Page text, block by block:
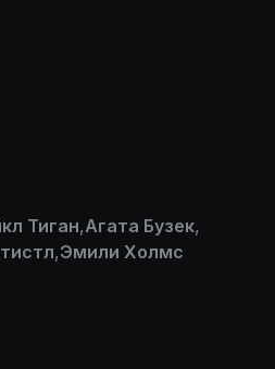
Тиган,Агата Бузек,
,Эмили Холмс